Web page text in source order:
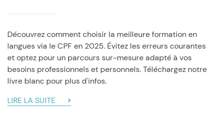
Découvrez comment choisir la meilleure formation en
langues via le CPF en 2025. Évitez les erreurs courantes
et optez pour un parcours sur-mesure adapté à vos
besoins professionnels et personnels. Téléchargez notre
livre blanc pour plus d'infos.
LIRE LA SUITE